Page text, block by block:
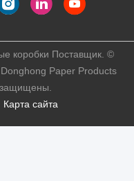
Карта сайта
коробки Поставщик. ©
Paper Products